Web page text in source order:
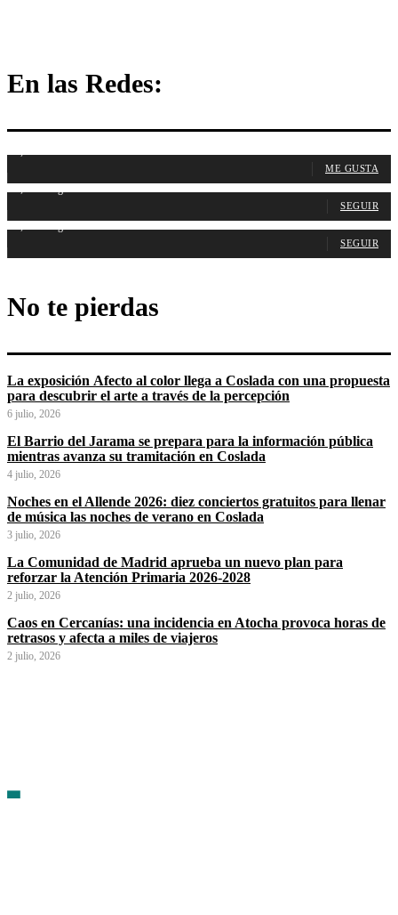
En las Redes:
ME GUSTA
SEGUIR
SEGUIR
No te pierdas
La exposición Afecto al color llega a Coslada con una propuesta
para descubrir el arte a través de la percepción
6 julio, 2026
El Barrio del Jarama se prepara para la información pública
mientras avanza su tramitación en Coslada
4 julio, 2026
Noches en el Allende 2026: diez conciertos gratuitos para llenar
de música las noches de verano en Coslada
3 julio, 2026
La Comunidad de Madrid aprueba un nuevo plan para
reforzar la Atención Primaria 2026-2028
2 julio, 2026
Caos en Cercanías: una incidencia en Atocha provoca horas de
retrasos y afecta a miles de viajeros
2 julio, 2026